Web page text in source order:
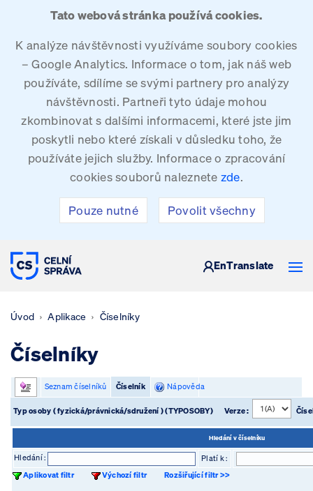
Tato webová stránka používá cookies.
K analýze návštěvnosti využíváme soubory cookies
– Google Analytics. Informace o tom, jak náš web
používáte, sdílíme se svými partnery pro analýzy
návštěvnosti. Partneři tyto údaje mohou
zkombinovat s dalšími informacemi, které jste jim
poskytli nebo které získali v důsledku toho, že
používáte jejich služby. Informace o zpracování
cookies souborů naleznete zde.
Pouze nutné Povolit všechny
CELNÍ SPRÁVA ČESKÉ REPUBLIKY
EnTranslate
Úvod Aplikace Číselníky
Číselníky
Seznam číselníků Číselník Nápověda
Typ osoby ( fyzická/právnická/sdružení ) (TYPOSOBY) Verze :
Hledání v číselníku
Hledání :
Platí k :
Aplikovat filtr
Výchozí filtr Rozšiřující filtr >>